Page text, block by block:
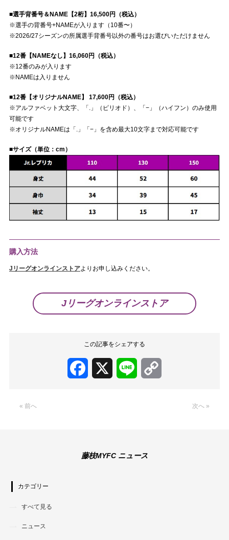
■選手背番号＆NAME【2桁】16,500円（税込）
※選手の背番号+NAMEが入ります（10番〜）
※2026/27シーズンの所属選手背番号以外の番号はお選びいただけません
■12番【NAMEなし】16,060円（税込）
※12番のみが入ります
※NAMEは入りません
■12番【オリジナルNAME】 17,600円（税込）
※アルファベット大文字、「.」（ピリオド）、「−」（ハイフン）のみ使用
可能です
※オリジナルNAMEは「.」「−」を含め最大10文字まで対応可能です
■サイズ（単位：cm）
購入方法
J リーグオンラインストアよりお申し込みください。
Jリーグオンラインストア
この記事をシェアする
Facebook Line
« 前へ 次へ »
藤枝MYFC ニュース
カテゴリー
すべて見る
ニュース